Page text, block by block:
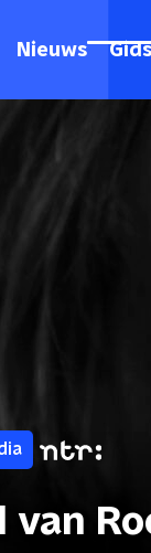
Nieuws Gids
van